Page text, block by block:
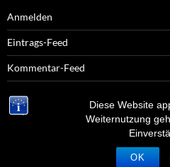
Diese Website
Weiternutzung
OK
Anmelden
Eintrags-Feed
Kommentar-Feed
WordPress.org